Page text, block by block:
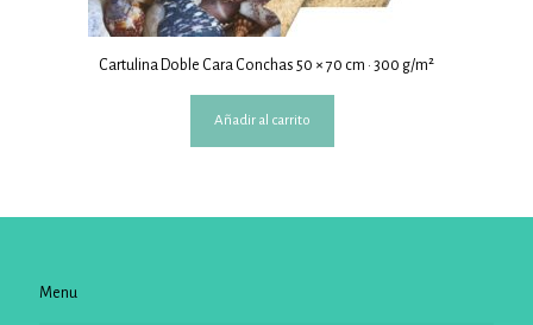
Cartulina Doble Cara Conchas 50 × 70 cm · 300 g/m²
Añadir al carrito
Menu